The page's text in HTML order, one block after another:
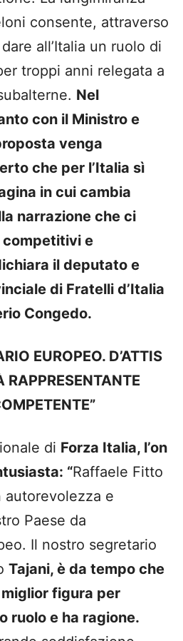
consente, attraverso
all’Italia un ruolo di
troppi anni relegata a
Nel
con il Ministro e
venga
che per l’Italia sì
in cui cambia
narrazione che ci
competitivi e
il deputato e
di Fratelli d’Italia
Congedo.
EUROPEO. D’ATTIS
RAPPRESENTANTE
di Forza Italia, l’on
“Raffaele Fitto
autorevolezza e
Paese da
Il nostro segretario
Tajani, è da tempo che
figura per
ruolo e ha ragione.